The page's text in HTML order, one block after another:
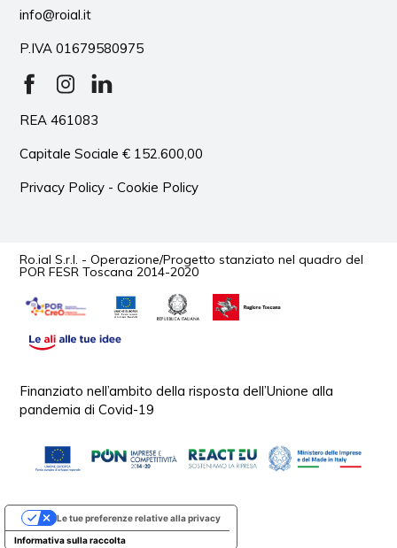
info@roial.it
P.IVA 01679580975
REA 461083
Capitale Sociale € 152.600,00
Privacy Policy -Cookie Policy
Ro.ial S.r.l. - Operazione/Progetto stanziato nel quadro del
POR FESR Toscana 2014-2020
Finanziato nell’ambito della risposta dell’Unione alla
pandemia di Covid-19
Informativa sulla raccolta
Le tue preferenze relative alla privacy